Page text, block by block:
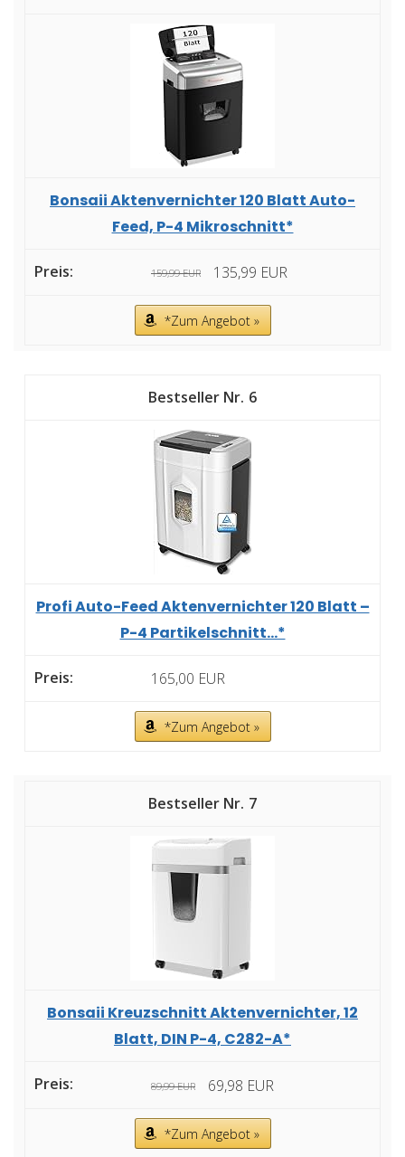
Bonsaii Aktenvernichter 120 Blatt Auto-
Feed, P-4 Mikroschnitt*
159,99 EUR 135,99 EUR
*Zum Angebot »
6
Profi Auto-Feed Aktenvernichter 120 Blatt –
P-4 Partikelschnitt...*
165,00 EUR
*Zum Angebot »
7
Bonsaii Kreuzschnitt Aktenvernichter, 12
Blatt, DIN P-4, C282-A*
89,99 EUR 69,98 EUR
*Zum Angebot »